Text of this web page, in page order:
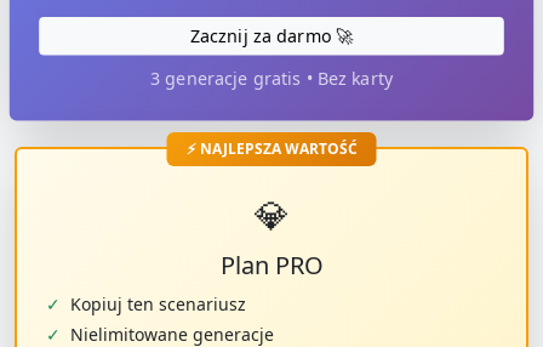
Zacznij za darmo 🚀
3 generacje gratis • Bez karty
⚡ NAJLEPSZA WARTOŚĆ
💎
Plan PRO
✓ Kopiuj ten scenariusz
✓ Nielimitowane generacje